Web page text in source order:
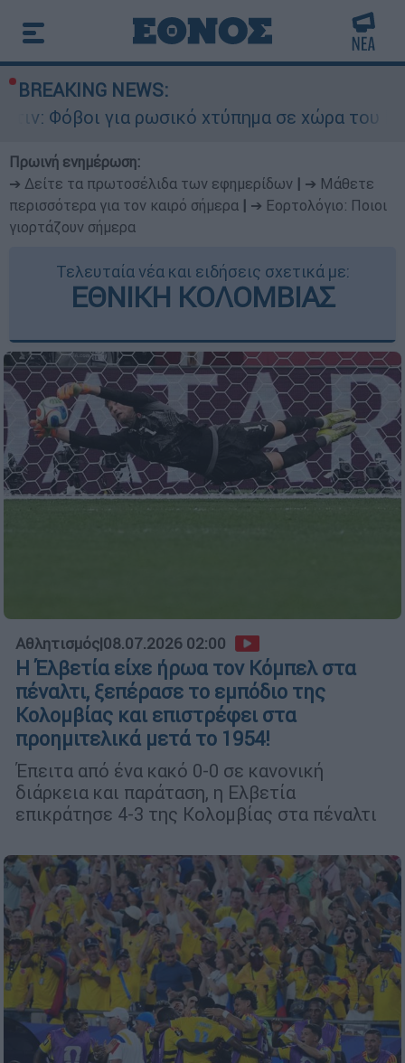
BREAKING NEWS:
ρωσικό χτύπημα σε χώρα του ΝΑΤΟ - Τα
Πρωινή ενημέρωση:
➔ Δείτε τα πρωτοσέλιδα των εφημερίδων
➔ Μάθετε
περισσότερα για τον καιρό σήμερα
➔ Εορτολόγιο: Ποιοι
γιορτάζουν σήμερα
Τελευταία νέα και ειδήσεις σχετικά με:
ΕΘΝΙΚΗ ΚΟΛΟΜΒΙΑΣ
Αθλητισμός|08.07.2026 02:00
Η Έλβετία είχε ήρωα τον Κόμπελ στα
πέναλτι, ξεπέρασε το εμπόδιο της
Κολομβίας και επιστρέφει στα
προημιτελικά μετά το 1954!
Έπειτα από ένα κακό 0-0 σε κανονική
διάρκεια και παράταση, η Ελβετία
επικράτησε 4-3 της Κολομβίας στα πέναλτι